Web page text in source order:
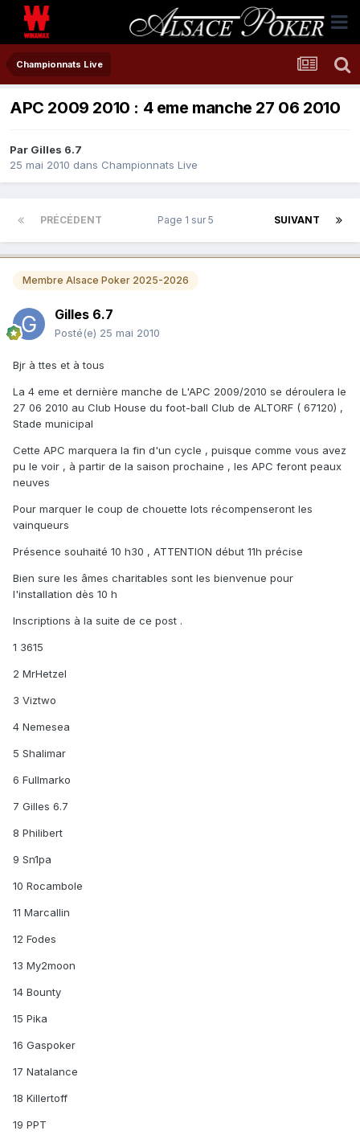
Championnats Live
APC 2009 2010 : 4 eme manche 27 06 2010
Par Gilles 6.7
25 mai 2010 dans Championnats Live
PRÉCÉDENT SUIVANT
Page 1 sur 5
Membre Alsace Poker 2025-2026
Gilles 6.7
Posté(e) 25 mai 2010
Bjr à ttes et à tous
La 4 eme et dernière manche de L'APC 2009/2010 se déroulera le
27 06 2010 au Club House du foot-ball Club de ALTORF ( 67120) ,
Stade municipal
Cette APC marquera la fin d'un cycle , puisque comme vous avez
pu le voir , à partir de la saison prochaine , les APC feront peaux
neuves
Pour marquer le coup de chouette lots récompenseront les
vainqueurs
Présence souhaité 10 h30 , ATTENTION début 11h précise
Bien sure les âmes charitables sont les bienvenue pour
l'installation dès 10 h
Inscriptions à la suite de ce post .
1 3615
2 MrHetzel
3 Viztwo
4 Nemesea
5 Shalimar
6 Fullmarko
7 Gilles 6.7
8 Philibert
9 Sn1pa
10 Rocambole
11 Marcallin
12 Fodes
13 My2moon
14 Bounty
15 Pika
16 Gaspoker
17 Natalance
18 Killertoff
19 PPT